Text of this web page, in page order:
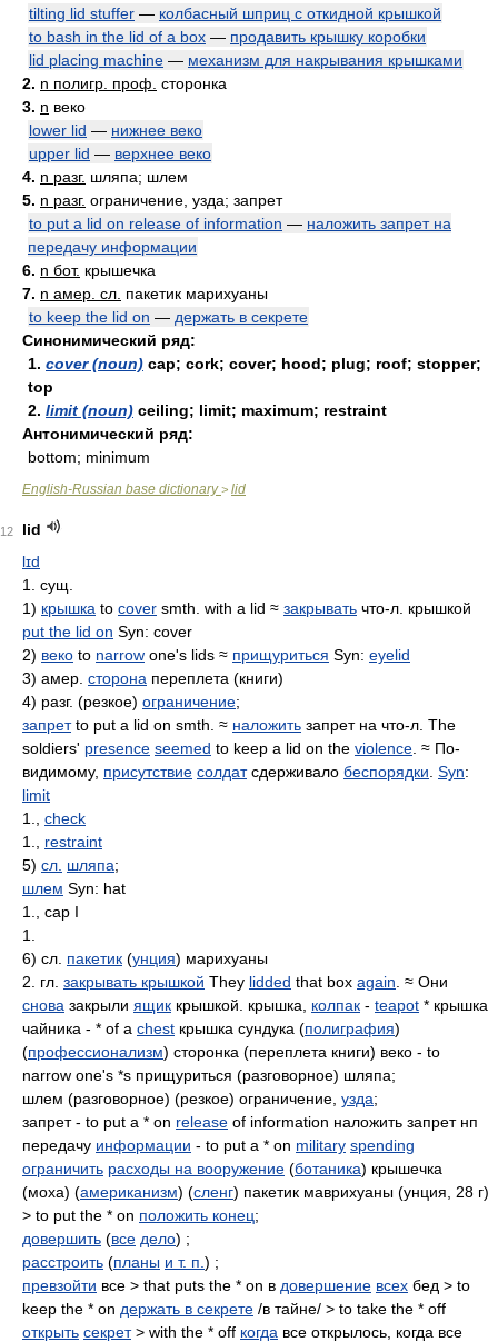
tilting lid stuffer — колбасный шприц с откидной крышкой
to bash in the lid of a box — продавить крышку коробки
lid placing machine — механизм для накрывания крышками
2. n полигр. проф. сторонка
3. n веко
lower lid — нижнее веко
upper lid — верхнее веко
4. n разг. шляпа; шлем
5. n разг. ограничение, узда; запрет
to put a lid on release of information — наложить запрет на
передачу информации
6. n бот. крышечка
7. n амер. сл. пакетик марихуаны
to keep the lid on — держать в секрете
Синонимический ряд:
1. cover (noun) cap; cork; cover; hood; plug; roof; stopper;
top
2. limit (noun) ceiling; limit; maximum; restraint
Антонимический ряд:
bottom; minimum
English-Russian base dictionary> lid
12
lid
lɪd
1. сущ.
1) крышка to cover smth. with a lid ≈ закрывать что-л. крышкой
put the lid on Syn: cover
2) веко to narrow one's lids ≈ прищуриться Syn: eyelid
3) амер. сторона переплета (книги)
4) разг. (резкое) ограничение;
запретto put a lid on smth. ≈ наложить запрет на что-л. The
soldiers' presence seemed to keep a lid on the violence . ≈ По-
видимому, присутствие солдатсдерживало беспорядки Syn:
limit
1., check
1., restraint
5) сл. шляпа;
шлем Syn: hat
1., cap I
1.
6) сл. пакетик (унция) марихуаны
2. гл. закрывать крышкой They lidded that box again . ≈ Они
снова закрыли ящик крышкой. крышка, колпак - teapot * крышка
чайника - * of a chest крышка сундука (полиграфия)
(профессионализм) сторонка (переплета книги) веко - to
narrow one's *s прищуриться (разговорное) шляпа;
шлем (разговорное) (резкое) ограничение, узда;
запрет - to put a * on release of information наложить запрет нп
передачу информации - to put a * on military spending
ограничить расходы на вооружение (ботаника) крышечка
(моха) (американизм) (сленг) пакетик маврихуаны (унция, 28 г)
> to put the * on положить конец;
довершить (все дело) ;
расстроить (планы и т. п. ) ;
превзойти все > that puts the * on в довершение всех бед > to
keep the * on держать в секрете /в тайне/ > to take the * off
открыть секрет> with the * off когда все открылось, когда все